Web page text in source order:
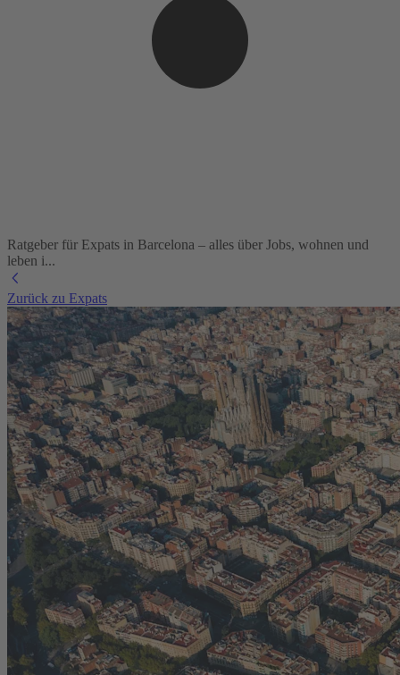
Ratgeber für Expats in Barcelona – alles über Jobs, wohnen und
leben i...
Zurück zu Expats